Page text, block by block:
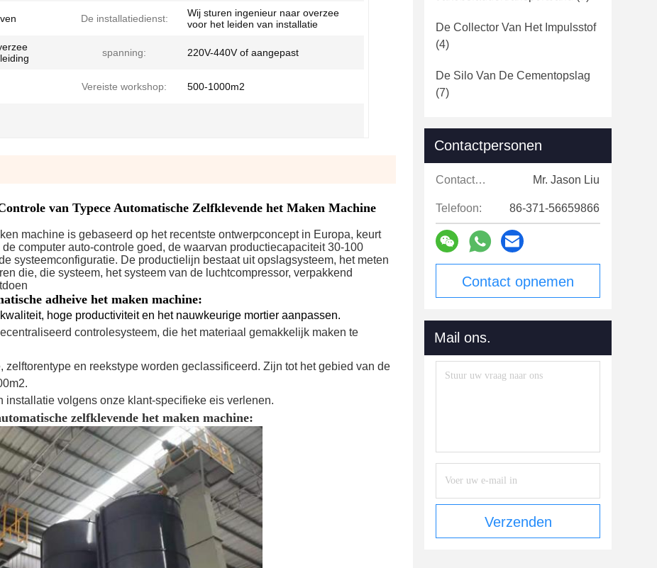
De installatiedienst:
Wij sturen ingenieur naar overzee
voor het leiden van installatie
spanning: 220V-440V of aangepast
Vereiste workshop: 500-1000m2
van Typece Automatische Zelfklevende het Maken Machine
machine is gebaseerd op het recentste ontwerpconcept in Europa, keurt
computer auto-controle goed, de waarvan productiecapaciteit 30-100
systeemconfiguratie. De productielijn bestaat uit opslagsysteem, het meten
die, die systeem, het systeem van de luchtcompressor, verpakkend
adheive het maken machine:
hoge productiviteit en het nauwkeurige mortier aanpassen.
controlesysteem, die het materiaal gemakkelijk maken te
en reekstype worden geclassificeerd. Zijn tot het gebied van de
installatie volgens onze klant-specifieke eis verlenen.
zelfklevende het maken machine:
De Collector Van Het Impulsstof
(4)
De Silo Van De Cementopslag
(7)
Contactpersonen
Contactpersonen: Mr. Jason Liu
Telefoon: 86-371-56659866
Contact opnemen
Mail ons.
Verzenden